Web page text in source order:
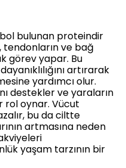
bulunan proteindir
tendonların ve bağ
görev yapar. Bu
artırarak
yardımcı olur.
destekler ve yaraların
rol oynar. Vücut
bu da ciltte
artmasına neden
yaşam tarzının bir